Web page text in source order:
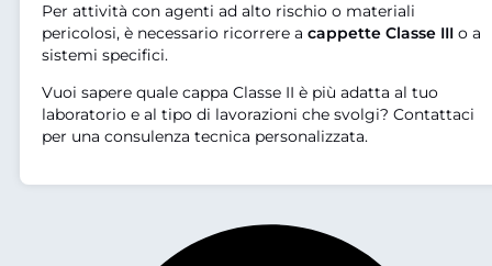
Per attività con agenti ad alto rischio o materiali
pericolosi, è necessario ricorrere a cappette Classe III o a
sistemi specifici.
Vuoi sapere quale cappa Classe II è più adatta al tuo
laboratorio e al tipo di lavorazioni che svolgi? Contattaci
per una consulenza tecnica personalizzata.